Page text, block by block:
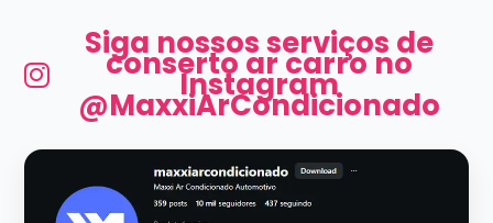
Siga nossos serviços de
conserto ar carro no
Instagram
@MaxxiArCondicionado